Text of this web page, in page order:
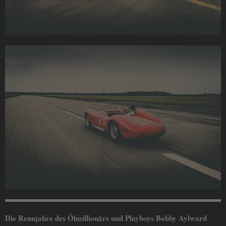
Die Rennjahre des Ölmillionärs und Playboys Bobby Aylward